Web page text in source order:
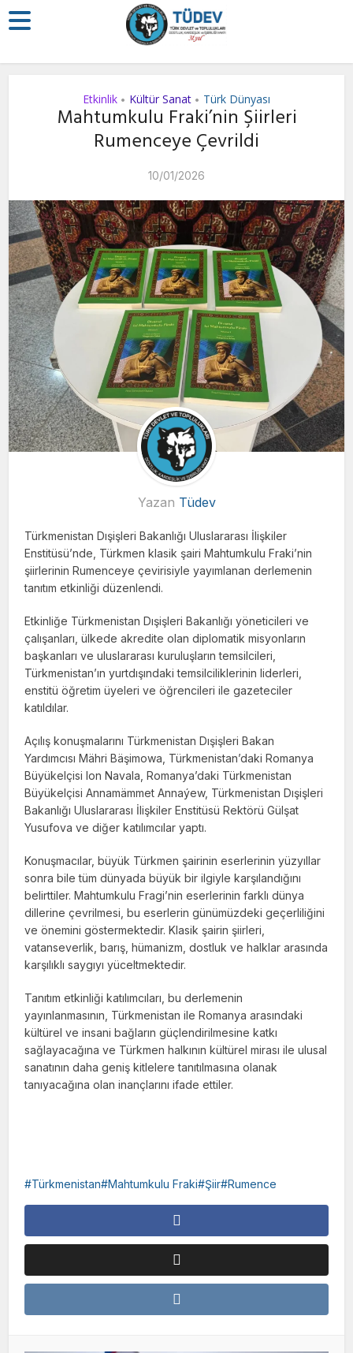
Etkinlik • Kültür Sanat • Türk Dünyası
Mahtumkulu Fraki’nin Şiirleri
Rumenceye Çevrildi
10/01/2026
Yazan Tüdev
Türkmenistan Dışişleri Bakanlığı Uluslararası İlişkiler
Enstitüsü’nde, Türkmen klasik şairi Mahtumkulu Fraki’nin
şiirlerinin Rumenceye çevirisiyle yayımlanan derlemenin
tanıtım etkinliği düzenlendi.
Etkinliğe Türkmenistan Dışişleri Bakanlığı yöneticileri ve
çalışanları, ülkede akredite olan diplomatik misyonların
başkanları ve uluslararası kuruluşların temsilcileri,
Türkmenistan’ın yurtdışındaki temsilciliklerinin liderleri,
enstitü öğretim üyeleri ve öğrencileri ile gazeteciler
katıldılar.
Açılış konuşmalarını Türkmenistan Dışişleri Bakan
Yardımcısı Mähri Bäşimowa, Türkmenistan’daki Romanya
Büyükelçisi Ion Navala, Romanya’daki Türkmenistan
Büyükelçisi Annamämmet Annaýew, Türkmenistan Dışişleri
Bakanlığı Uluslararası İlişkiler Enstitüsü Rektörü Gülşat
Yusufova ve diğer katılımcılar yaptı.
Konuşmacılar, büyük Türkmen şairinin eserlerinin yüzyıllar
sonra bile tüm dünyada büyük bir ilgiyle karşılandığını
belirttiler. Mahtumkulu Fragi’nin eserlerinin farklı dünya
dillerine çevrilmesi, bu eserlerin günümüzdeki geçerliliğini
ve önemini göstermektedir. Klasik şairin şiirleri,
vatanseverlik, barış, hümanizm, dostluk ve halklar arasında
karşılıklı saygıyı yüceltmektedir.
Tanıtım etkinliği katılımcıları, bu derlemenin
yayınlanmasının, Türkmenistan ile Romanya arasındaki
kültürel ve insani bağların güçlendirilmesine katkı
sağlayacağına ve Türkmen halkının kültürel mirası ile ulusal
sanatının daha geniş kitlelere tanıtılmasına olanak
tanıyacağına olan inançlarını ifade ettiler.
Türkmenistan#Mahtumkulu Fraki#Şiir#Rumence